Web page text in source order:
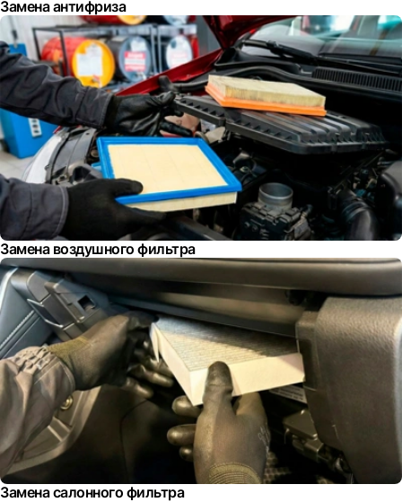
Замена антифриза
Замена воздушного фильтра
Замена салонного фильтра